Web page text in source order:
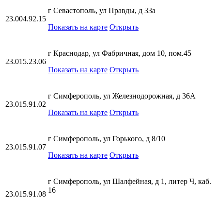
23.004.92.15
г Севастополь, ул Правды, д 33а
Показать на карте Открыть
23.015.23.06
г Краснодар, ул Фабричная, дом 10, пом.45
Показать на карте Открыть
23.015.91.02
г Симферополь, ул Железнодорожная, д 36А
Показать на карте Открыть
23.015.91.07
г Симферополь, ул Горького, д 8/10
Показать на карте Открыть
23.015.91.08
г Симферополь, ул Шалфейная, д 1, литер Ч, каб.
16